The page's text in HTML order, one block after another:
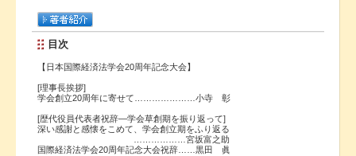
目次
【日本国際経済法学会20周年記念大会】
[理事長挨拶]
学会創立20周年に寄せて…………………小寺 彰
[歴代役員代表者祝辞―学会草創期を振り返って]
深い感謝と感懐をこめて、学会創立期をふり返る
………………宮坂富之助
国際経済法学会20周年記念大会祝辞……黒田 眞